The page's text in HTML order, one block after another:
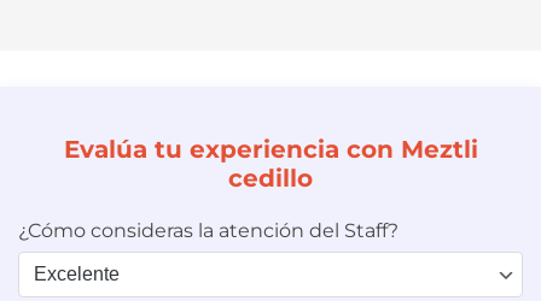
Evalúa tu experiencia con Meztli
cedillo
¿Cómo consideras la atención del Staff?